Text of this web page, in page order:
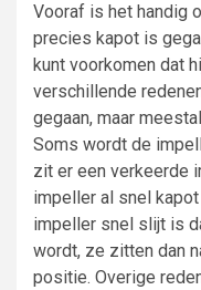
Vooraf is het handig
precies kapot is
kunt voorkomen dat
verschillende
gegaan, maar
Soms wordt de
zit er een verkeerde
impeller al snel
impeller snel slijt is
wordt, ze zitten dan
positie. Overige